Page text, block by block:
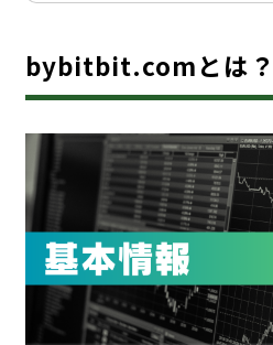
bybitbit.comとは